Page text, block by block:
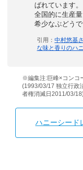
ばれています。
全国的に生産
希少なぶどうで
引用： 中村悠基
な味と香りのハ
※編集注:巨峰×コンコ
(1993/03/17 独立行政
者権消滅日2011/03/
ハニーシード